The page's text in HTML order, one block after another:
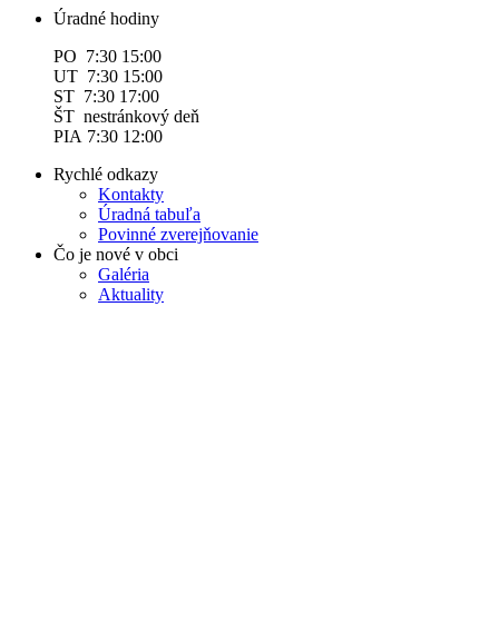
Úradné hodiny
PO 7:30 15:00
UT 7:30 15:00
ST 7:30 17:00
ŠT nestránkový deň
PIA 7:30 12:00
Rychlé odkazy
Kontakty
Úradná tabuľa
Povinné zverejňovanie
Čo je nové v obci
Galéria
Aktuality